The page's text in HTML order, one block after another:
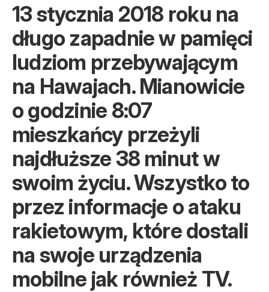
13 stycznia 2018 roku na
długo zapadnie w pamięci
ludziom przebywającym
na Hawajach. Mianowicie
o godzinie 8:07
mieszkańcy przeżyli
najdłuższe 38 minut w
swoim życiu. Wszystko to
przez informacje o ataku
rakietowym, które dostali
na swoje urządzenia
mobilne jak również TV.